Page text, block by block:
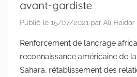
avant-gardiste
Publié le 15/07/2021 par Ali Haidar
Renforcement de l’ancrage
reconnaissance américaine de
Sahara, rétablissement des